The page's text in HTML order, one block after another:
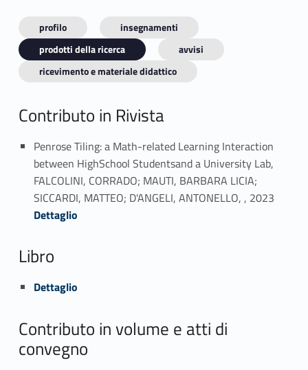
profilo
insegnamenti
prodotti della ricerca
avvisi
ricevimento e materiale didattico
Contributo in Rivista
Penrose Tiling: a Math-related Learning Interaction
between HighSchool Studentsand a University Lab,
FALCOLINI, CORRADO; MAUTI, BARBARA LICIA;
SICCARDI, MATTEO; D'ANGELI, ANTONELLO, , 2023
Dettaglio
Libro
Link identifier #identifier_person_71245-2
Dettaglio
Contributo in volume e atti di
convegno